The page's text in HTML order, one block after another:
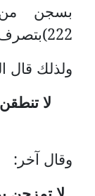
بسجن من
222)بتصرف.
ولذلك قال
لا
وقال آخر: